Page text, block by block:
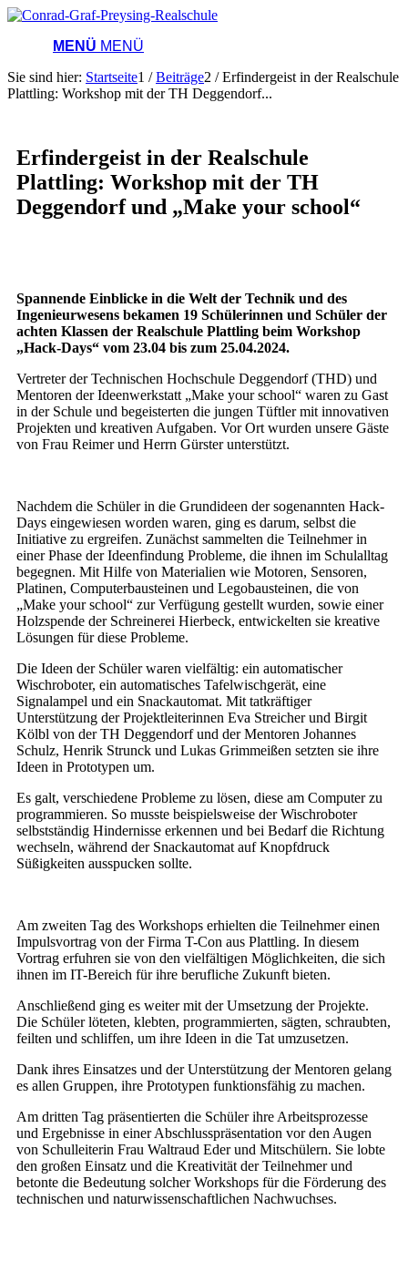
MENÜ MENÜ
Sie sind hier: Startseite1 / Beiträge2 / Erfindergeist in der Realschule
Plattling: Workshop mit der TH Deggendorf...
Erfindergeist in der Realschule
Plattling: Workshop mit der TH
Deggendorf und „Make your school“
Spannende Einblicke in die Welt der Technik und des
Ingenieurwesens bekamen 19 Schülerinnen und Schüler der
achten Klassen der Realschule Plattling beim Workshop
„Hack-Days“ vom 23.04 bis zum 25.04.2024.
Vertreter der Technischen Hochschule Deggendorf (THD) und
Mentoren der Ideenwerkstatt „Make your school“ waren zu Gast
in der Schule und begeisterten die jungen Tüftler mit innovativen
Projekten und kreativen Aufgaben. Vor Ort wurden unsere Gäste
von Frau Reimer und Herrn Gürster unterstützt.
Nachdem die Schüler in die Grundideen der sogenannten Hack-
Days eingewiesen worden waren, ging es darum, selbst die
Initiative zu ergreifen. Zunächst sammelten die Teilnehmer in
einer Phase der Ideenfindung Probleme, die ihnen im Schulalltag
begegnen. Mit Hilfe von Materialien wie Motoren, Sensoren,
Platinen, Computerbausteinen und Legobausteinen, die von
„Make your school“ zur Verfügung gestellt wurden, sowie einer
Holzspende der Schreinerei Hierbeck, entwickelten sie kreative
Lösungen für diese Probleme.
Die Ideen der Schüler waren vielfältig: ein automatischer
Wischroboter, ein automatisches Tafelwischgerät, eine
Signalampel und ein Snackautomat. Mit tatkräftiger
Unterstützung der Projektleiterinnen Eva Streicher und Birgit
Kölbl von der TH Deggendorf und der Mentoren Johannes
Schulz, Henrik Strunck und Lukas Grimmeißen setzten sie ihre
Ideen in Prototypen um.
Es galt, verschiedene Probleme zu lösen, diese am Computer zu
programmieren. So musste beispielsweise der Wischroboter
selbstständig Hindernisse erkennen und bei Bedarf die Richtung
wechseln, während der Snackautomat auf Knopfdruck
Süßigkeiten ausspucken sollte.
Am zweiten Tag des Workshops erhielten die Teilnehmer einen
Impulsvortrag von der Firma T-Con aus Plattling. In diesem
Vortrag erfuhren sie von den vielfältigen Möglichkeiten, die sich
ihnen im IT-Bereich für ihre berufliche Zukunft bieten.
Anschließend ging es weiter mit der Umsetzung der Projekte.
Die Schüler löteten, klebten, programmierten, sägten, schraubten,
feilten und schliffen, um ihre Ideen in die Tat umzusetzen.
Dank ihres Einsatzes und der Unterstützung der Mentoren gelang
es allen Gruppen, ihre Prototypen funktionsfähig zu machen.
Am dritten Tag präsentierten die Schüler ihre Arbeitsprozesse
und Ergebnisse in einer Abschlusspräsentation vor den Augen
von Schulleiterin Frau Waltraud Eder und Mitschülern. Sie lobte
den großen Einsatz und die Kreativität der Teilnehmer und
betonte die Bedeutung solcher Workshops für die Förderung des
technischen und naturwissenschaftlichen Nachwuchses.